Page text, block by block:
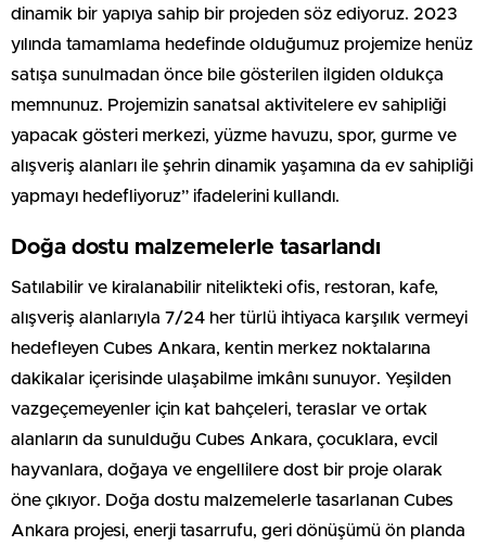
dinamik bir yapıya sahip bir projeden söz ediyoruz. 2023
yılında tamamlama hedefinde olduğumuz projemize henüz
satışa sunulmadan önce bile gösterilen ilgiden oldukça
memnunuz. Projemizin sanatsal aktivitelere ev sahipliği
yapacak gösteri merkezi, yüzme havuzu, spor, gurme ve
alışveriş alanları ile şehrin dinamik yaşamına da ev sahipliği
yapmayı hedefliyoruz” ifadelerini kullandı.
Doğa dostu malzemelerle tasarlandı
Satılabilir ve kiralanabilir nitelikteki ofis, restoran, kafe,
alışveriş alanlarıyla 7/24 her türlü ihtiyaca karşılık vermeyi
hedefleyen Cubes Ankara, kentin merkez noktalarına
dakikalar içerisinde ulaşabilme imkânı sunuyor. Yeşilden
vazgeçemeyenler için kat bahçeleri, teraslar ve ortak
alanların da sunulduğu Cubes Ankara, çocuklara, evcil
hayvanlara, doğaya ve engellilere dost bir proje olarak
öne çıkıyor. Doğa dostu malzemelerle tasarlanan Cubes
Ankara projesi, enerji tasarrufu, geri dönüşümü ön planda